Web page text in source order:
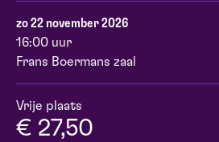
zo 22 november 2026
16:00 uur
Frans Boermans zaal
Vrije plaats
€ 27,50